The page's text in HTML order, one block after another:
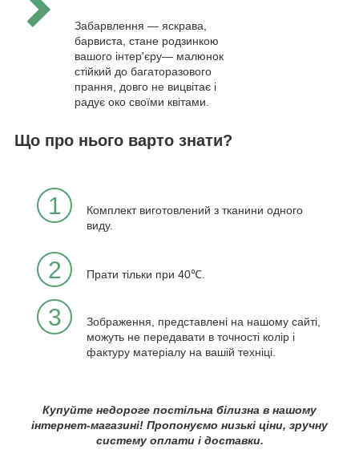
Забарвлення — яскрава,
барвиста, стане родзинкою
вашого інтер'єру— малюнок
стійкий до багаторазового
прання, довго не вицвітає і
радує око своїми квітами.
Що про нього варто знати?
1
Комплект виготовлений з тканини одного
виду.
2 Прати тільки при 40℃.
3
Зображення, представлені на нашому сайті,
можуть не передавати в точності колір і
фактуру матеріалу на вашій техніці.
Купуйте недороге постільна білизна в нашому
інтернет-магазині! Пропонуємо низькі ціни, зручну
систему оплати і доставки.